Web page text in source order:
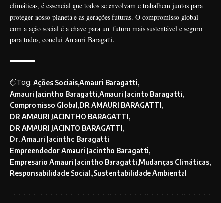
climáticas, é essencial que todos se envolvam e trabalhem juntos para
proteger nosso planeta e as gerações futuras. O compromisso global
com a ação social é a chave para um futuro mais sustentável e seguro
para todos, conclui Amauri Baragatti.
Tag: Ações SociaisAmauri Baragatti
Amauri Jacintho Baragatti Amauri Jacinto Baragatti
Compromisso Global DR AMAURI BARAGATTI
DR AMAURI JACINTHO BARAGATTI
DR AMAURI JACINTO BARAGATTI
Dr. Amauri Jacintho Baragatti
Empreendedor Amauri Jacintho Baragatti
Empresário Amauri Jacintho Baragatti Mudanças Climáticas
Responsabilidade Social. Sustentabilidade Ambiental